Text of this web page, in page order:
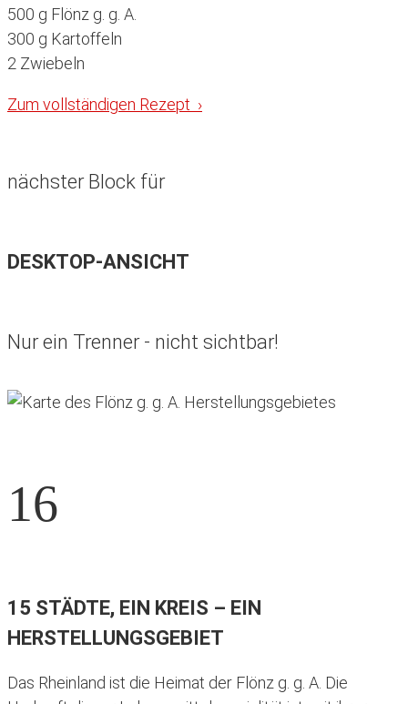
500 g Flönz g. g. A.
300 g Kartoffeln
2 Zwiebeln
Zum vollständigen Rezept ›
nächster Block für
DESKTOP-ANSICHT
Nur ein Trenner - nicht sichtbar!
16
15 STÄDTE, EIN KREIS – EIN
HERSTELLUNGSGEBIET
Das Rheinland ist die Heimat der Flönz g. g. A. Die